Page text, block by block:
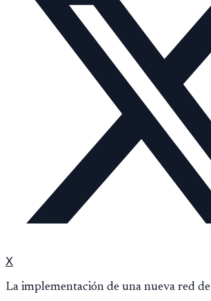
X
La implementación de una nueva red de